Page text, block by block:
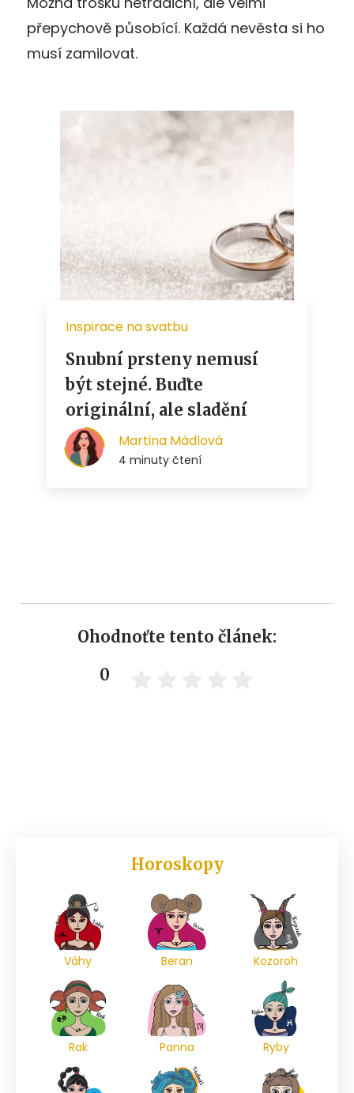
přepychově působící. Každá nevěsta si ho
musí zamilovat.
Ohodnoťte tento článek:
0
Horoskopy
Váhy Beran Kozoroh
Rak Panna Ryby